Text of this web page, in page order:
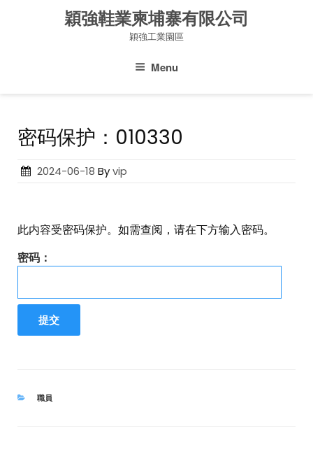
穎強鞋業柬埔寨有限公司
穎強工業園區
Menu
密码保护：010330
Posted
2024-06-18 Byvip
此内容受密码保护。如需查阅，请在下方输入密码。
密码：
CATEGORIES
職員